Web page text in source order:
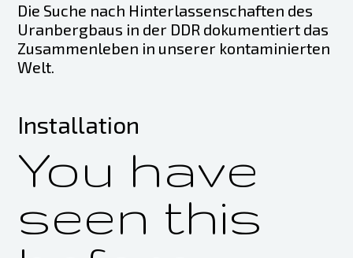
Die Suche nach Hinterlassenschaften des
Uranbergbaus in der DDR dokumentiert das
Zusammenleben in unserer kontaminierten
Welt.
Installation
You have
seen this